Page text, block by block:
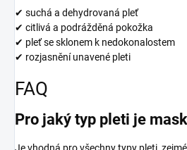
✔ suchá a dehydrovaná pleť
✔ citlivá a podrážděná pokožka
✔ pleť se sklonem k nedokonalostem
✔ rozjasnění unavené pleti
FAQ
Pro jaký typ pleti je